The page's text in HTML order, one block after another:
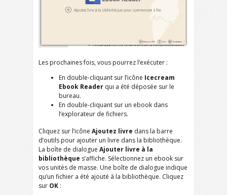
Les prochaines fois, vous pourrez l’exécuter :
En double-cliquant sur l’icône Icecream
Ebook Reader qui a été déposée sur le
bureau.
En double-cliquant sur un ebook dans
l’explorateur de fichiers.
Cliquez sur l’icône Ajoutez livre dans la barre
d’outils pour ajouter un livre dans la bibliothèque.
La boîte de dialogue Ajouter livre à la
bibliothèque s’affiche. Sélectionnez un ebook sur
vos unités de masse. Une boîte de dialogue indique
qu’un fichier a été ajouté à la bibliothèque. Cliquez
sur OK :